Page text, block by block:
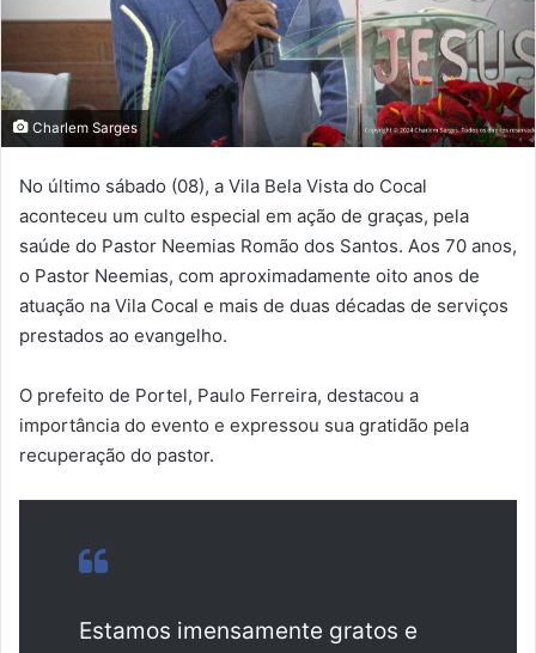
Charlem Sarges
No último sábado (08), a Vila Bela Vista do Cocal
aconteceu um culto especial em ação de graças, pela
saúde do Pastor Neemias Romão dos Santos. Aos 70 anos,
o Pastor Neemias, com aproximadamente oito anos de
atuação na Vila Cocal e mais de duas décadas de serviços
prestados ao evangelho.
O prefeito de Portel, Paulo Ferreira, destacou a
importância do evento e expressou sua gratidão pela
recuperação do pastor.
Estamos imensamente gratos e